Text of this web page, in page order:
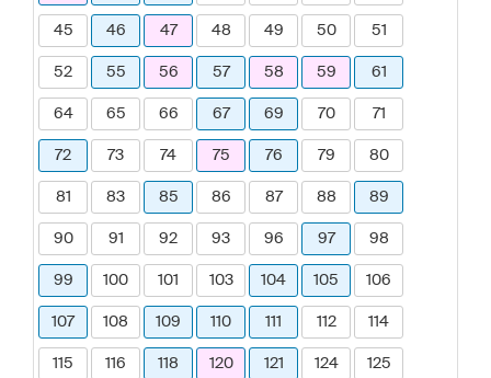
45 46 47 48 49 50 51
52 55 56 57 58 59 61
64 65 66 67 69 70 71
72 73 74 75 76 79 80
81 83 85 86 87 88 89
90 91 92 93 96 97 98
99 100 101 103 104 105 106
107 108 109 110 111 112 114
115 116 118 120 121 124 125